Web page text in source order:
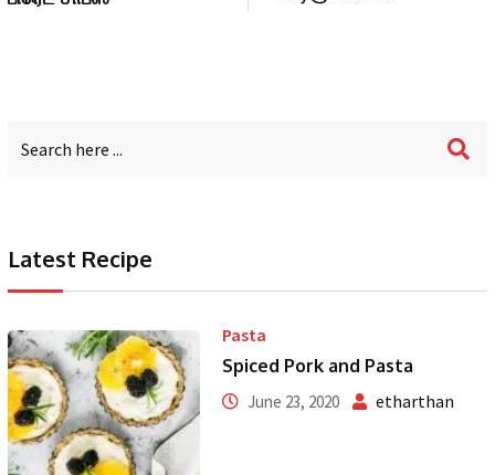
Latest Recipe
Pasta
Spiced Pork and Pasta
June 23, 2020 etharthan